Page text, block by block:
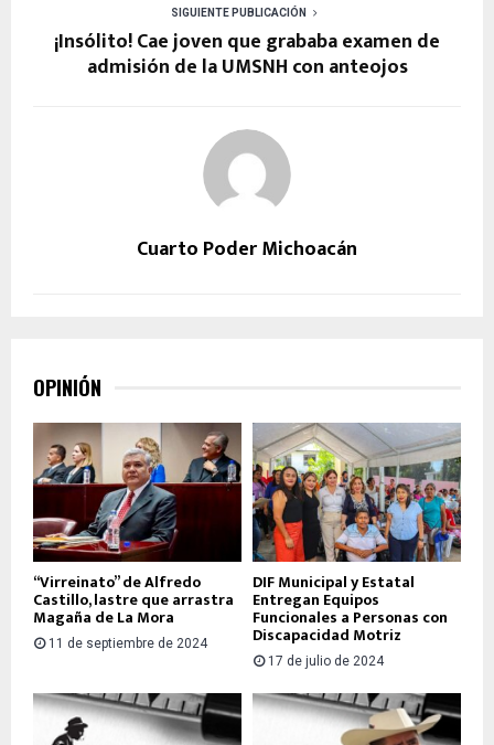
SIGUIENTE PUBLICACIÓN
¡Insólito! Cae joven que grababa examen de
admisión de la UMSNH con anteojos
Cuarto Poder Michoacán
OPINIÓN
“Virreinato” de Alfredo
Castillo, lastre que arrastra
Magaña de La Mora
11 de septiembre de 2024
DIF Municipal y Estatal
Entregan Equipos
Funcionales a Personas con
Discapacidad Motriz
17 de julio de 2024